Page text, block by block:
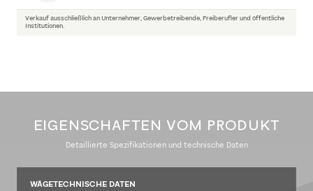
Verkauf ausschließlich an Unternehmer, Gewerbetreibende, Freiberufler und öffentliche
Institutionen.
EIGENSCHAFTEN VOM PRODUKT
Detaillierte Spezifikationen und technische Daten
WÄGETECHNISCHE DATEN